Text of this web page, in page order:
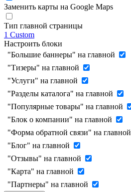
Заменить карты на Google Maps
Тип главной страницы
1 Custom
Настроить блоки
"Большие баннеры" на главной
"Тизеры" на главной
"Услуги" на главной
"Разделы каталога" на главной
"Популярные товары" на главной
"Блок о компании" на главной
"Форма обратной связи" на главной
"Блог" на главной
"Отзывы" на главной
"Карта" на главной
"Партнеры" на главной